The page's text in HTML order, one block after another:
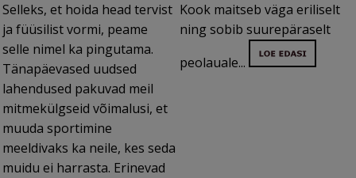
Selleks, et hoida head tervist
ja füüsilist vormi, peame
selle nimel ka pingutama.
Tänapäevased uudsed
lahendused pakuvad meil
mitmekülgseid võimalusi, et
muuda sportimine
meeldivaks ka neile, kes seda
muidu ei harrasta. Erinevad
Kook maitseb väga eriliselt
ning sobib suurepäraselt
peolauale...